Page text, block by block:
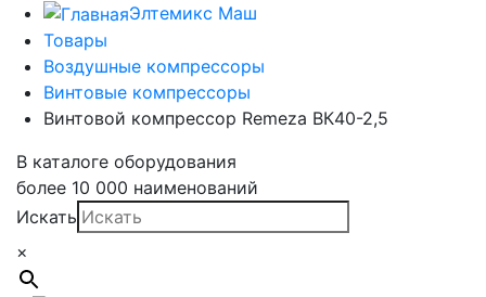
Элтемикс Маш
Товары
Воздушные компрессоры
Винтовые компрессоры
Винтовой компрессор Remeza ВК40-2,5
В каталоге оборудования
более 10 000 наименований
Искать
×